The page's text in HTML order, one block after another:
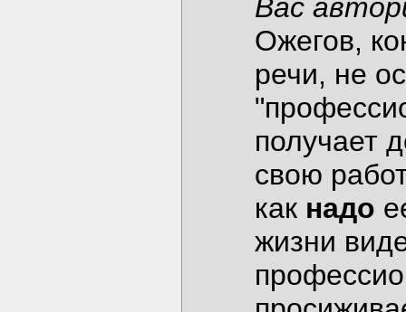
Вас
Ожегов,
речи, не
получает
свою
как надо
жизни